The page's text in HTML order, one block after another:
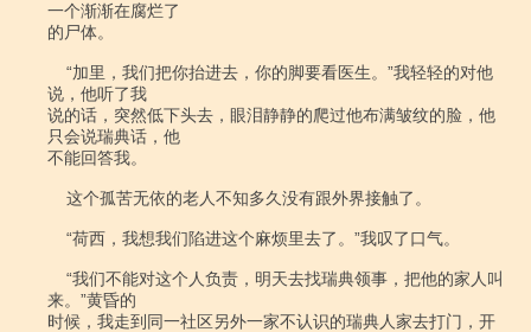
一个渐渐在腐烂了
的尸体。
说，他听了我
说的话，突然低下头去，眼泪静静的爬过他布满皱纹的脸，他
只会说瑞典话，他
不能回答我。
来。”黄昏的
时候，我走到同一社区另外一家不认识的瑞典人家去打门，开